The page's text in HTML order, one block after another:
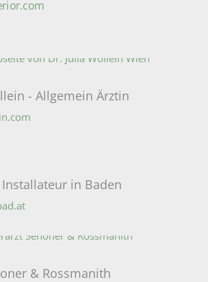
- Allgemein Ärztin
in Baden
& Rossmanith